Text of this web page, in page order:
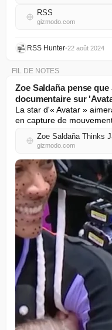
RSS
gizmodo.com
RSS Hunter•22 août 2024
FIL DE NOTES
Zoe Saldaña pense
documentaire sur
La star d'« Avatar »
en capture de
gizmodo.com